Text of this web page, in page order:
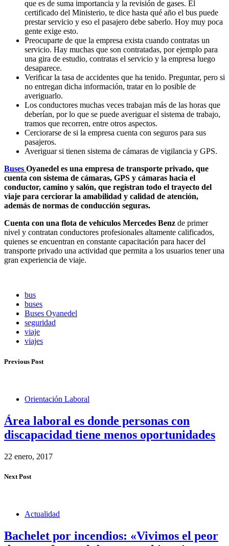
que es de suma importancia y la revisión de gases. El
certificado del Ministerio, te dice hasta qué año el bus puede
prestar servicio y eso el pasajero debe saberlo. Hoy muy poca
gente exige esto.
Preocuparte de que la empresa exista cuando contratas un
servicio. Hay muchas que son contratadas, por ejemplo para
una gira de estudio, contratas el servicio y la empresa luego
desaparece.
Verificar la tasa de accidentes que ha tenido. Preguntar, pero si
no entregan dicha información, tratar en lo posible de
averiguarlo.
Los conductores muchas veces trabajan más de las horas que
deberían, por lo que se puede averiguar el sistema de trabajo,
tramos que recorren, entre otros aspectos.
Cerciorarse de si la empresa cuenta con seguros para sus
pasajeros.
Averiguar si tienen sistema de cámaras de vigilancia y GPS.
Buses Oyanedel es una empresa de transporte privado, que
cuenta con sistema de cámaras, GPS y cámaras hacia el
conductor, camino y salón, que registran todo el trayecto del
viaje para cerciorar la amabilidad y calidad de atención,
además de normas de conducción seguras.
Cuenta con una flota de vehículos Mercedes Benz de primer
nivel y contratan conductores profesionales altamente calificados,
quienes se encuentran en constante capacitación para hacer del
transporte privado una actividad que permita a los usuarios tener una
gran experiencia de viaje.
bus
buses
Buses Oyanedel
seguridad
viaje
viajes
Previous Post
Orientación Laboral
Área laboral es donde personas con
discapacidad tiene menos oportunidades
22 enero, 2017
Next Post
Actualidad
Bachelet por incendios: «Vivimos el peor